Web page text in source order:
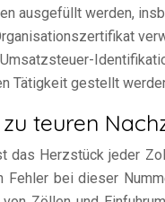
ausgefüllt werden,
Tätigkeit gestellt
teuren
das Herzstück jeder
Fehler bei dieser